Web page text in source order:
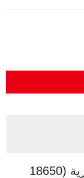
1: 20V -4AH بطارية (18650